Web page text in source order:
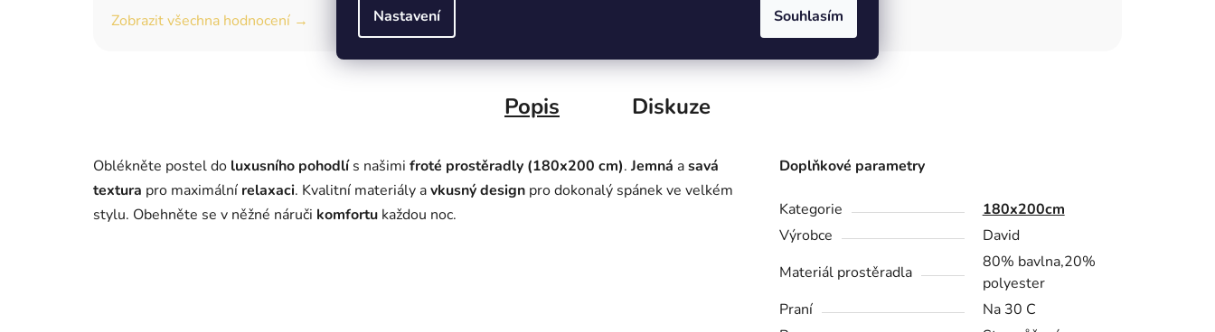
Nastavení Souhlasím
Zobrazit všechna hodnocení →
Popis Diskuze
Oblékněte postel do luxusního pohodlís našimi froté prostěradly (180x200 cm). Jemná asavá
textura pro maximální relaxaci. Kvalitní materiály avkusný design pro dokonalý spánek ve velkém
stylu. Obehněte se v něžné náruči komfortu každou noc.
Doplňkové parametry
Kategorie
180x200cm
Výrobce
David
Materiál prostěradla
80% bavlna,20%
polyester
Praní
Na 30 C